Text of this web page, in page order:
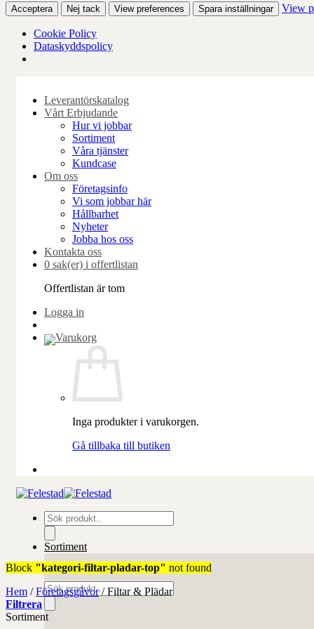
Acceptera Nej tack View preferences Spara inställningar View
Cookie Policy
Dataskyddspolicy
Leverantörskatalog
Vårt Erbjudande
Hur vi jobbar
Sortiment
Våra tjänster
Kundcase
Om oss
Företagsinfo
Vi som jobbar här
Hållbarhet
Nyheter
Jobba hos oss
Kontakta oss
0 sak(er) i offertlistan
Offertlistan är tom
Logga in
Inga produkter i varukorgen.
Gå tillbaka till butiken
Produktsökning
Sortiment
Produktsökning
Block "kategori-filtar-pladar-top" not found
Hem / Företagsgåvor /Filtar & Plädar
Filtrera
Sortiment